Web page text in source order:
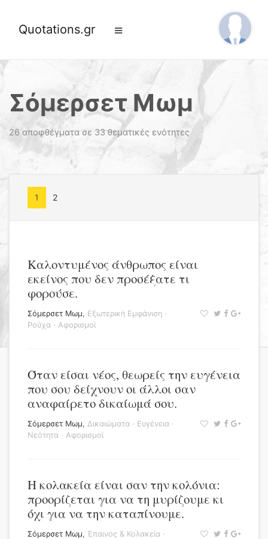
Quotations.gr
Σόμερσετ Μωμ
26 αποφθέγματα σε 33 θεματικές ενότητες
1 2
Καλοντυμένος άνθρωπος είναι
εκείνος που δεν προσέξατε τι
φορούσε.
Σόμερσετ Μωμ, Εξωτερική Εμφάνιση ·
Ρούχα · Αφορισμοί
Όταν είσαι νέος, θεωρείς την ευγένεια
που σου δείχνουν οι άλλοι σαν
αναφαίρετο δικαίωμά σου.
Σόμερσετ Μωμ, Δικαιώματα · Ευγένεια ·
Νεότητα · Αφορισμοί
Η κολακεία είναι σαν την κολόνια:
προορίζεται για να τη μυρίζουμε κι
όχι για να την καταπίνουμε.
Σόμερσετ Μωμ, Έπαινος & Κολακεία ·